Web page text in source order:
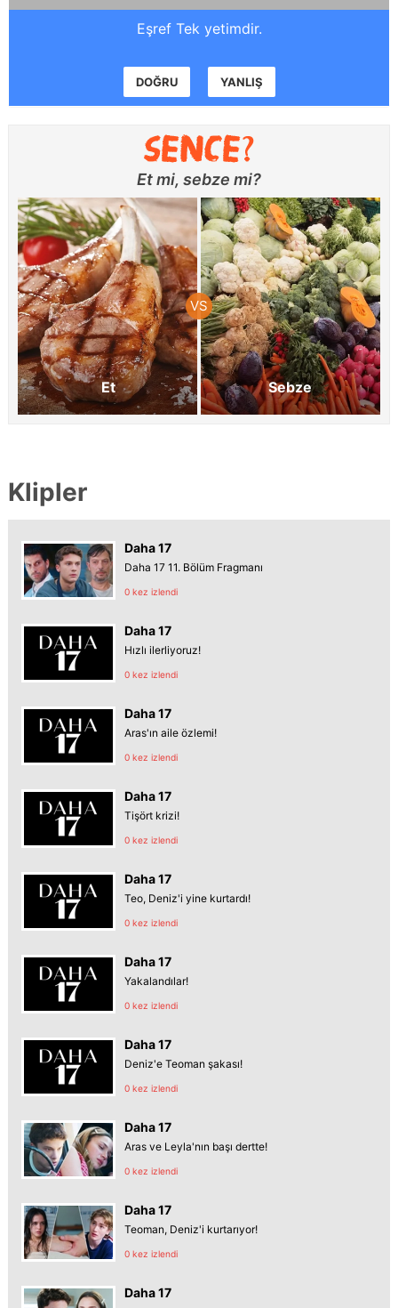
Eşref Tek yetimdir.
DOĞRU YANLIŞ
Et mi, sebze mi?
Et Sebze
Klipler
Daha 17
Daha 17 11. Bölüm Fragmanı
0 kez izlendi
Daha 17
Hızlı ilerliyoruz!
0 kez izlendi
Daha 17
Aras'ın aile özlemi!
0 kez izlendi
Daha 17
Tişört krizi!
0 kez izlendi
Daha 17
Teo, Deniz'i yine kurtardı!
0 kez izlendi
Daha 17
Yakalandılar!
0 kez izlendi
Daha 17
Deniz'e Teoman şakası!
0 kez izlendi
Daha 17
Aras ve Leyla'nın başı dertte!
0 kez izlendi
Daha 17
Teoman, Deniz'i kurtarıyor!
0 kez izlendi
Daha 17